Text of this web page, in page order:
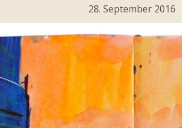
28. September 2016